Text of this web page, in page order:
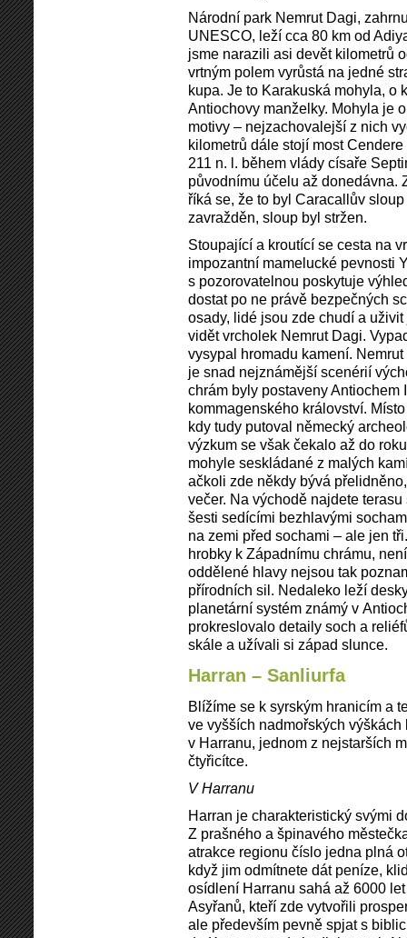
Národní park Nemrut Dagi,
UNESCO, leží cca 80 km od
jsme narazili asi devět kilometrů
vrtným polem vyrůstá na jedné
kupa. Je to Karakuská mohyla, o
Antiochovy manželky. Mohyla je
motivy – nejzachovalejší z nich
kilometrů dále stojí most
211 n. l. během vlády císaře
původnímu účelu až donedávna.
říká se, že to byl Caracallův
zavražděn, sloup byl stržen.
Stoupající a kroutící se cesta na
impozantní mamelucké pevnosti
s pozorovatelnou poskytuje
dostat po ne právě bezpečných
osady, lidé jsou zde chudí a
vidět vrcholek Nemrut Dagi.
vysypal hromadu kamení.
je snad nejznámější scenérií
chrám byly postaveny Antiochem
kommagenského království.
kdy tudy putoval německý
výzkum se však čekalo až do
mohyle seskládané z malých
ačkoli zde někdy bývá
večer. Na východě najdete
šesti sedícími bezhlavými
na zemi před sochami – ale jen
hrobky k Západnímu chrámu,
oddělené hlavy nejsou tak
přírodních sil. Nedaleko leží
planetární systém známý v
prokreslovalo detaily soch a
skále a užívali si západ slunce.
Harran – Sanliurfa
Blížíme se k syrským hranicím a
ve vyšších nadmořských
v Harranu, jednom z nejstarších
čtyřicítce.
V Harranu
Harran je charakteristický svými
Z prašného a špinavého
atrakce regionu číslo jedna plná
když jim odmítnete dát peníze,
osídlení Harranu sahá až 6000
Asyřanů, kteří zde vytvořili
ale především pevně spjat s